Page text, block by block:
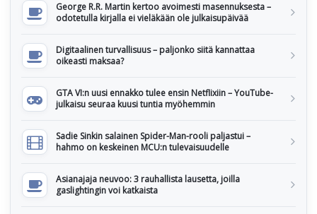
George R.R. Martin kertoo avoimesti masennuksesta –
odotetulla kirjalla ei vieläkään ole julkaisupäivää
Digitaalinen turvallisuus – paljonko siitä kannattaa
oikeasti maksaa?
GTA VI:n uusi ennakko tulee ensin Netflixiin – YouTube-
julkaisu seuraa kuusi tuntia myöhemmin
Sadie Sinkin salainen Spider-Man-rooli paljastui –
hahmo on keskeinen MCU:n tulevaisuudelle
Asianajaja neuvoo: 3 rauhallista lausetta, joilla
gaslightingin voi katkaista